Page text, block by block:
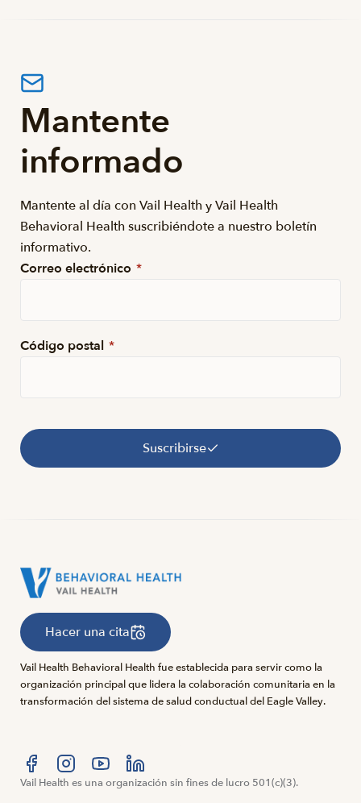
Mantente
informado
Mantente al día con Vail Health y Vail Health
Behavioral Health suscribiéndote a nuestro boletín
informativo.
Correo electrónico *
Código postal *
Suscribirse
Hacer una cita
Vail Health Behavioral Health fue establecida para servir como la
organización principal que lidera la colaboración comunitaria en la
transformación del sistema de salud conductual del Eagle Valley.
Visítanos en Facebook
Visítanos en Instagram
Visítanos en YouTube
Visítanos en LinkedIn
Vail Health es una organización sin fines de lucro 501(c)(3).